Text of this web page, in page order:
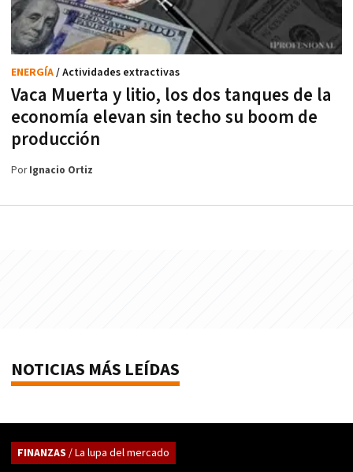
Vaca Muerta y litio, los dos tanques de la
economía elevan sin techo su boom de
producción
ENERGÍA/ Actividades extractivas
PorIgnacio Ortiz
NOTICIAS MÁS LEÍDAS
FINANZAS / La lupa del mercado